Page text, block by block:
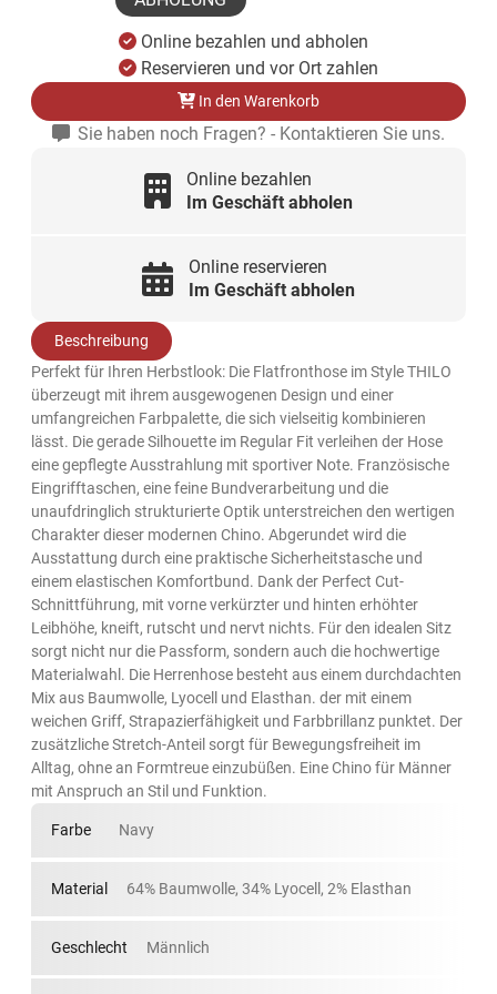
Online bezahlen und abholen
Reservieren und vor Ort zahlen
In den Warenkorb
Sie haben noch Fragen? - Kontaktieren Sie uns.
Online bezahlen
Im Geschäft abholen
Online reservieren
Im Geschäft abholen
Beschreibung
Perfekt für Ihren Herbstlook: Die Flatfronthose im Style THILO
überzeugt mit ihrem ausgewogenen Design und einer
umfangreichen Farbpalette, die sich vielseitig kombinieren
lässt. Die gerade Silhouette im Regular Fit verleihen der Hose
eine gepflegte Ausstrahlung mit sportiver Note. Französische
Eingrifftaschen, eine feine Bundverarbeitung und die
unaufdringlich strukturierte Optik unterstreichen den wertigen
Charakter dieser modernen Chino. Abgerundet wird die
Ausstattung durch eine praktische Sicherheitstasche und
einem elastischen Komfortbund. Dank der Perfect Cut-
Schnittführung, mit vorne verkürzter und hinten erhöhter
Leibhöhe, kneift, rutscht und nervt nichts. Für den idealen Sitz
sorgt nicht nur die Passform, sondern auch die hochwertige
Materialwahl. Die Herrenhose besteht aus einem durchdachten
Mix aus Baumwolle, Lyocell und Elasthan. der mit einem
weichen Griff, Strapazierfähigkeit und Farbbrillanz punktet. Der
zusätzliche Stretch-Anteil sorgt für Bewegungsfreiheit im
Alltag, ohne an Formtreue einzubüßen. Eine Chino für Männer
mit Anspruch an Stil und Funktion.
Farbe Navy
Material 64% Baumwolle, 34% Lyocell, 2% Elasthan
Geschlecht Männlich